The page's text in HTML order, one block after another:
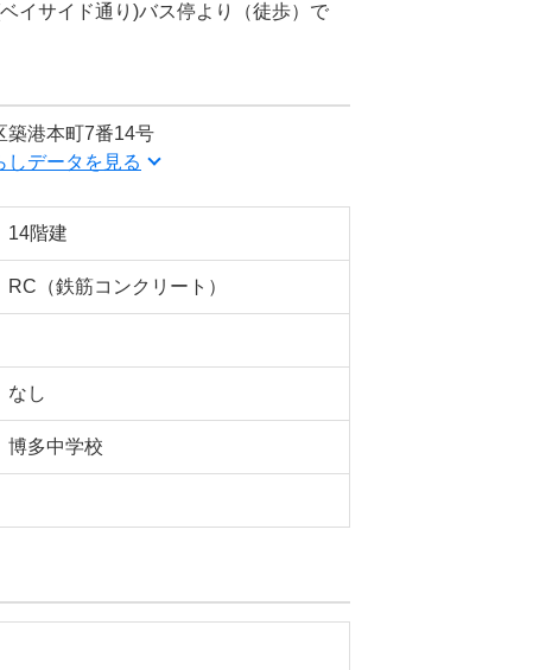
イサイド通り)バス停より（徒歩）で
築港本町7番14号
しデータを見る
14階建
RC（鉄筋コンクリート）
なし
博多中学校